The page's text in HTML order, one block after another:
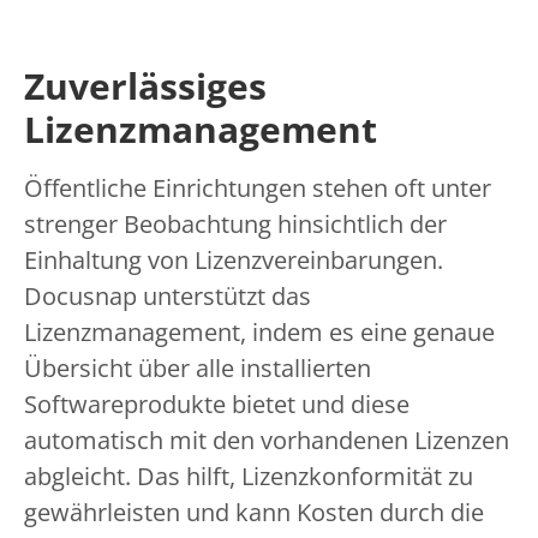
Zuverlässiges
Lizenzmanagement
Öffentliche Einrichtungen stehen oft unter
strenger Beobachtung hinsichtlich der
Einhaltung von Lizenzvereinbarungen.
Docusnap unterstützt das
Lizenzmanagement, indem es eine genaue
Übersicht über alle installierten
Softwareprodukte bietet und diese
automatisch mit den vorhandenen Lizenzen
abgleicht. Das hilft, Lizenzkonformität zu
gewährleisten und kann Kosten durch die